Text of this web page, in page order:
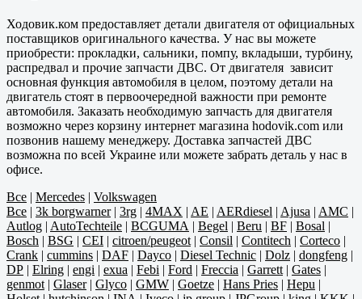
Ходовик.ком предоставляет детали двигателя от официальных
поставщиков оригинального качества. У нас вы можете
приобрести: прокладки, сальники, помпу, вкладыши, турбину,
распредвал и прочие запчасти ДВС. От двигателя зависит
основная функция автомобиля в целом, поэтому детали на
двигатель стоят в первоочередной важности при ремонте
автомобиля. Заказать необходимую запчасть для двигателя
возможно через корзину интернет магазина hodovik.com или
позвонив нашему менеджеру. Доставка запчастей ДВС
возможна по всей Украине или можете забрать деталь у нас в
офисе.
Все | Mercedes | Volkswagen
Все | 3k borgwarner| 3rg | 4MAX | AE | AERdiesel | Ajusa | AMC |
Autlog | AutoTechteile | BCGUMA | Begel | Beru | BF | Bosal |
Bosch | BSG | CEI | citroen/peugeot | Consil | Contitech | Corteco |
Crank | cummins | DAF | Dayco | Diesel Technic | Dolz | dongfeng |
DP | Elring | engi | exua | Febi | Ford | Freccia | Garrett | Gates |
genmot | Glaser| Glyco | GMW | Goetze | Hans Pries | Hepu |